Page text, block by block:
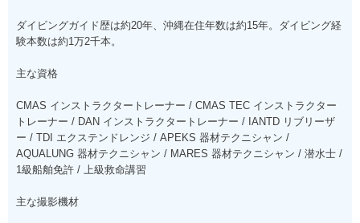
ダイビングガイド歴は約20年、沖縄在住年数は約15年。ダイビング経
験本数は約1万2千本。
主な資格
CMAS インストラクタートレーナー / CMAS TEC インストラクター
トレーナー / DAN インストラクタートレーナー / IANTD リブリーザ
ー / TDI エクステンドレンジ / APEKS 器材テクニシャン /
AQUALUNG 器材テクニシャン / MARES 器材テクニシャン / 潜水士 /
1級船舶免許 / 上級救命講習
主な撮影機材